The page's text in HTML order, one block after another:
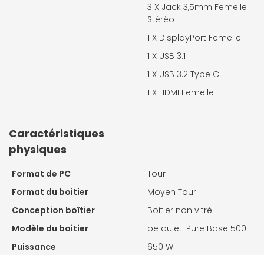
3 X Jack 3,5mm Femelle
Stéréo
1 X DisplayPort Femelle
1 X USB 3.1
1 X USB 3.2 Type C
1 X HDMI Femelle
Caractéristiques
physiques
Format de PC
Tour
Format du boitier
Moyen Tour
Conception boîtier
Boitier non vitré
Modèle du boitier
be quiet! Pure Base 500
Puissance
650 W